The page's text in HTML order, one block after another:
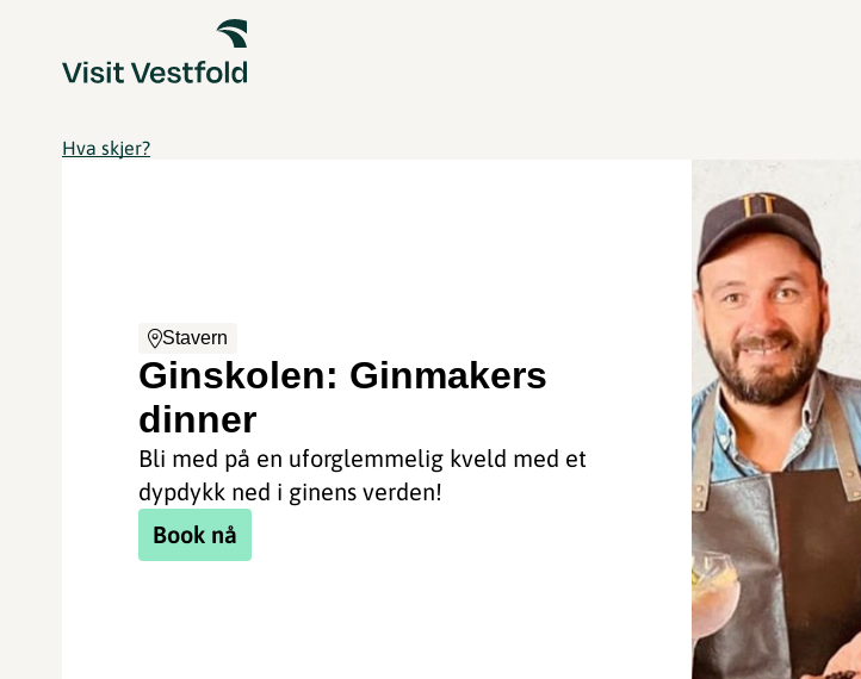
Hva skjer?
Stavern
Ginskolen: Ginmakers
dinner
Bli med på en uforglemmelig kveld med et
dypdykk ned i ginens verden!
Book nå